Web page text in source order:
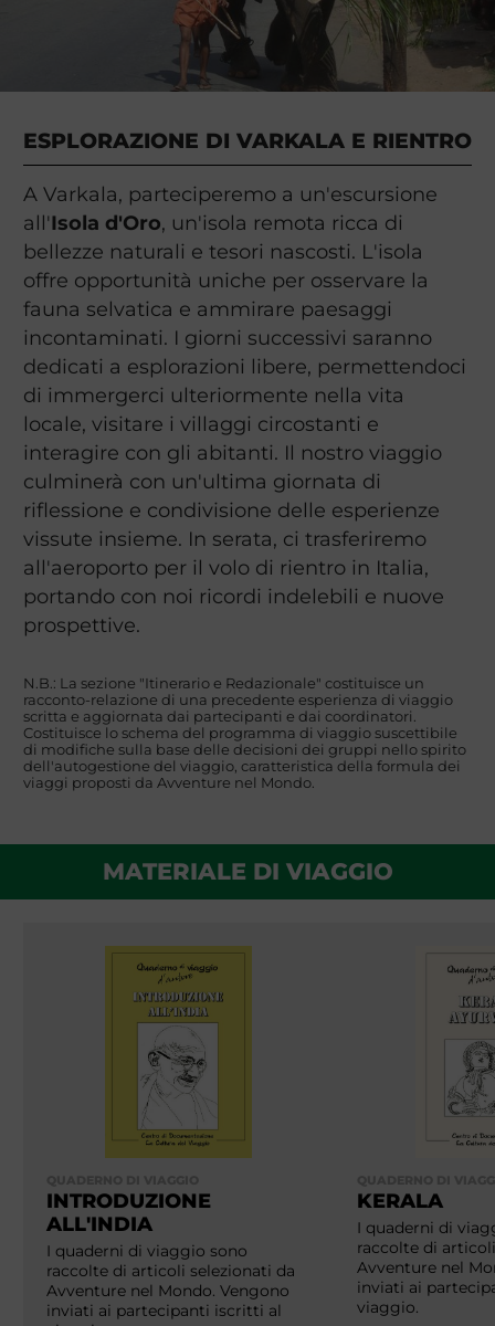
ESPLORAZIONE DI VARKALA E RIENTRO
A Varkala, parteciperemo a un'escursione
all'Isola d'Oro, un'isola remota ricca di
bellezze naturali e tesori nascosti. L'isola
offre opportunità uniche per osservare la
fauna selvatica e ammirare paesaggi
incontaminati. I giorni successivi saranno
dedicati a esplorazioni libere, permettendoci
di immergerci ulteriormente nella vita
locale, visitare i villaggi circostanti e
interagire con gli abitanti. Il nostro viaggio
culminerà con un'ultima giornata di
riflessione e condivisione delle esperienze
vissute insieme. In serata, ci trasferiremo
all'aeroporto per il volo di rientro in Italia,
portando con noi ricordi indelebili e nuove
prospettive.
N.B.: La sezione "Itinerario e Redazionale" costituisce un
racconto-relazione di una precedente esperienza di viaggio
scritta e aggiornata dai partecipanti e dai coordinatori.
Costituisce lo schema del programma di viaggio suscettibile
di modifiche sulla base delle decisioni dei gruppi nello spirito
dell'autogestione del viaggio, caratteristica della formula dei
viaggi proposti da Avventure nel Mondo.
MATERIALE DI VIAGGIO
INTRODUZIONE
ALL'INDIA
I quaderni di viaggio sono
raccolte di articoli selezionati da
Avventure nel Mondo. Vengono
inviati ai partecipanti iscritti al
KERALA
I quaderni di
raccolte di
Avventure nel
inviati ai
viaggio.